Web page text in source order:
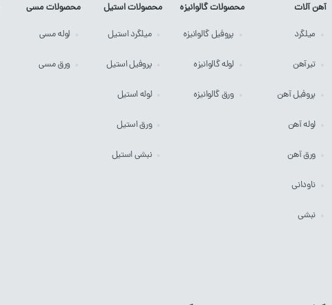
آهن آلات
میلگرد
تیرآهن
پروفیل آهن
لوله آهن
ورق آهن
ناودانی
نبشی
محصولات گالوانیزه
پروفیلگالوانیزه
لولهگالوانیزه
ورقگالوانیزه
محصولات استیل
میلگرداستیل
پروفیلاستیل
لولهاستیل
ورقاستیل
نبشیاستیل
محصولات مسی
لولهمسی
ورقمسی